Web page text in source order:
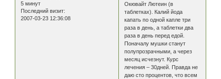
5 минут
Последний визит:
2007-03-23 12:36:08
Окювайт Лютеин (в
таблетках). Калий йода
капать по одной капле три
раза в день, а таблетки два
раза в день перед едой.
Поначалу мушки станут
полупрозрачными, а через
месяц исчезнут. Курс
лечения – 30дней. Правда не
даю сто процентов, что всем